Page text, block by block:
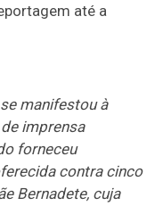
até a
manifestou à
imprensa
forneceu
contra cinco
Bernadete, cuja